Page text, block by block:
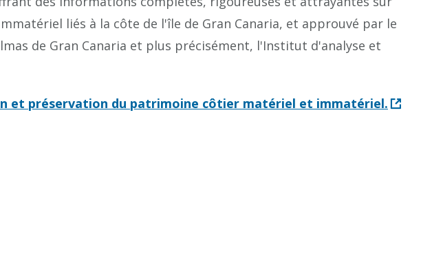
liés à la côte de l'île de Gran Canaria, et approuvé par le
de Gran Canaria et plus précisément, l'Institut d'analyse et
et préservation du patrimoine côtier matériel et immatériel.